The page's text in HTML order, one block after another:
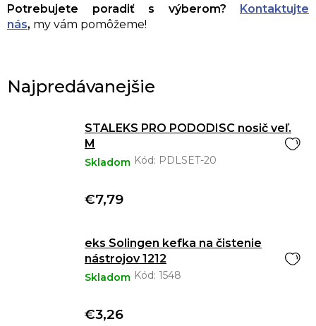
Potrebujete poradiť s výberom?
Kontaktujte
nás, my vám pomôžeme!
Najpredávanejšie
STALEKS PRO PODODISC nosič veľ.
M
Skladom Kód: PDLSET-20
€7,79
eks Solingen kefka na čistenie
nástrojov 1212
Skladom Kód: 1548
€3,26